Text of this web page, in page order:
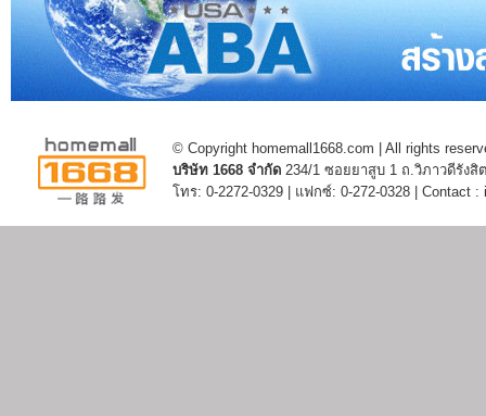
© Copyright homemall1668.com | All rights
บริษัท 1668 จำกัด 234/1 ซอยยาสูบ 1 ถ.วิภาวดีรัง
โทร: 0-2272-0329 | แฟกซ์: 0-272-0328 | Contact